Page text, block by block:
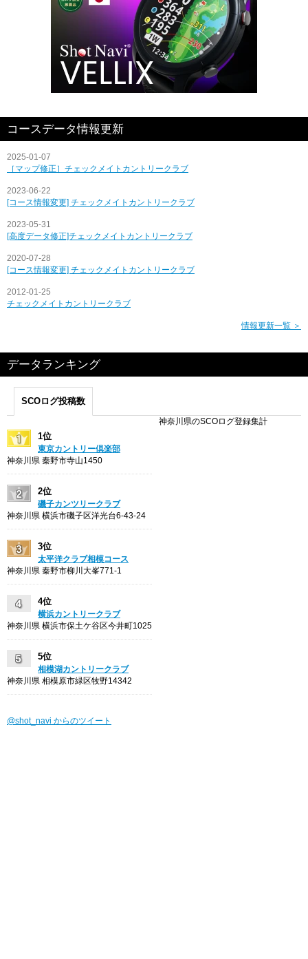
コースデータ情報更新
2025-01-07
［マップ修正］チェックメイトカントリークラブ
2023-06-22
[コース情報変更] チェックメイトカントリークラブ
2023-05-31
[高度データ修正]チェックメイトカントリークラブ
2020-07-28
[コース情報変更] チェックメイトカントリークラブ
2012-01-25
チェックメイトカントリークラブ
情報更新一覧 ＞
データランキング
SCOログ投稿数
神奈川県のSCOログ登録集計
1位
東京カントリー倶楽部
神奈川県 秦野市寺山1450
2位
磯子カンツリークラブ
神奈川県 横浜市磯子区洋光台6-43-24
3位
太平洋クラブ相模コース
神奈川県 秦野市柳川大峯771-1
4位
横浜カントリークラブ
神奈川県 横浜市保土ケ谷区今井町1025
5位
相模湖カントリークラブ
神奈川県 相模原市緑区牧野14342
@shot_navi からのツイート